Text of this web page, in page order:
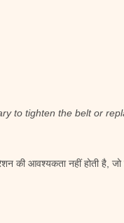
to tighten the belt or
की आवश्यकता नहीं होती है,